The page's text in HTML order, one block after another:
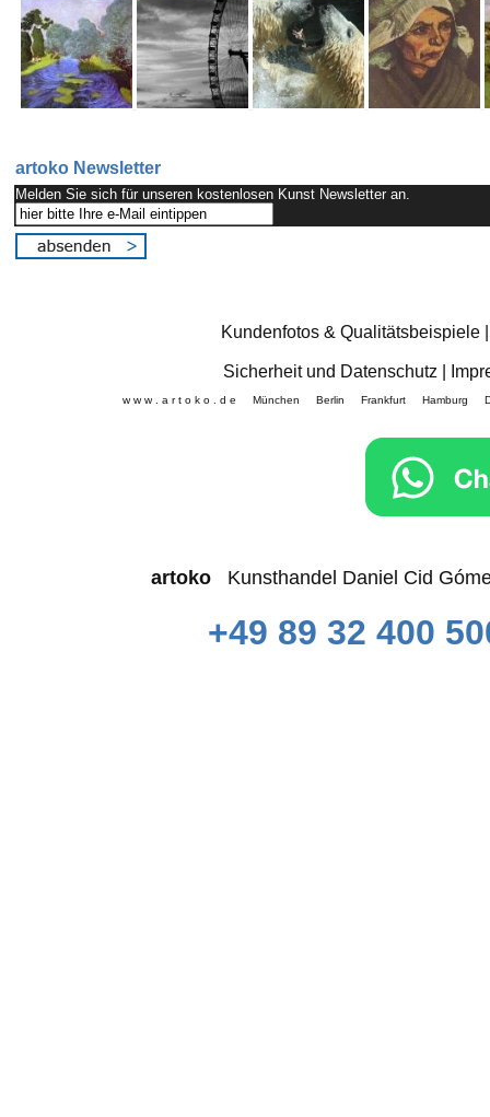
artoko Newsletter
Melden Sie sich für unseren kostenlosen Kunst Newsletter an.
Kundenfotos & Qualitätsbeispiele
Sicherheit und Datenschutz
w w w . a r t o k o . d e München Berlin Frankfurt
artokoKunsthandel Daniel Cid
+49 89 32